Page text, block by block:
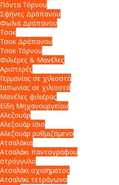
Πόντα Τόρνου
Σφήνες Δράπανου
Φωλιά Δράπανου
Τσοκ
Τσοκ Δράπανου
Τσοκ Τόρνου
Φιλιέρες & Μανέλες
Αριστερές
Γερμανίας σε χιλιοστά
Ιαπωνίας σε χιλιοστά
Μανέλες φιλιέρας
Είδη Μηχανουργείου
Αλεζουάρ
Αλεζουάρ ίσιο
Αλεζουάρ ρυθμιζόμενο
Ατσαλάκια
Ατσαλάκι παντογράφου
στρόγγυλο
Ατσαλάκι σχισήματος
Ατσαλάκι τετράγωνο